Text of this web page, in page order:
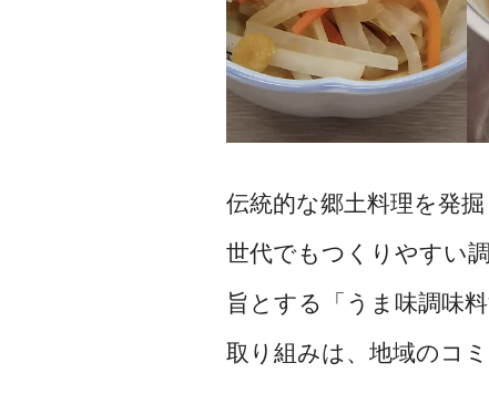
伝統的な郷土料理を発
世代でもつくりやすい
旨とする「うま味調味
取り組みは、地域のコ